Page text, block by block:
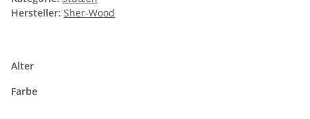
Hersteller: Sher-Wood
Alter
Farbe